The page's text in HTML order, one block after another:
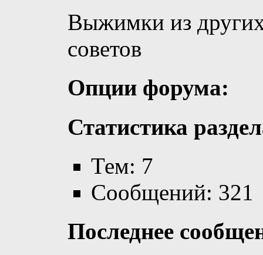
Выжимки из
советов
Опции форума:
Статистика
Тем: 7
Сообщений: 321
Последнее